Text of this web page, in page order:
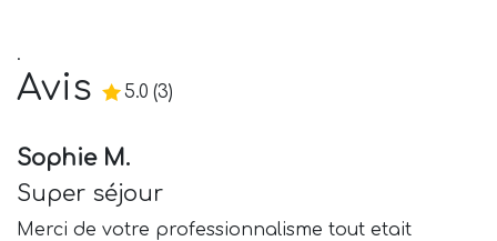
.
Avis 5.0/5
5.0 (3)
Sophie M.
Super séjour
Merci de votre professionnalisme tout etait